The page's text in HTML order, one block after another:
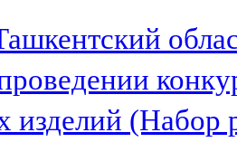
изделий (Набор